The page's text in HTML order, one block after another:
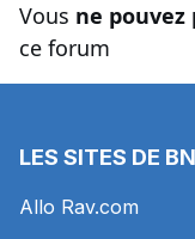
Vous ne pouvez
ce forum
LES SITES DE
Allo Rav.com